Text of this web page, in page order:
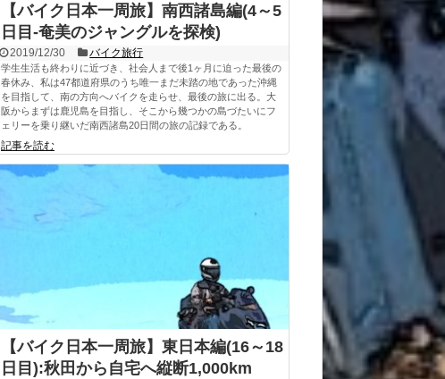
【バイク日本一周旅】南西諸島編(4～5
日目-奄美のジャングルを探検)
2019/12/30 バイク旅行
学生生活も終わりに近づき、社会人まで後1ヶ月に迫った最後の
春休み、私は47都道府県のうち唯一まだ未踏の地であった沖縄
を目指して、南の方向へバイクを走らせ、最後の旅に出る。大
阪からまずは鹿児島を目指し、そこから幾つかの島づたいにフ
ェリーを乗り継いだ南西諸島20日間の旅の記録である。
記事を読む
【バイク日本一周旅】東日本編(16～18
日目):秋田から自宅へ縦断1,000km